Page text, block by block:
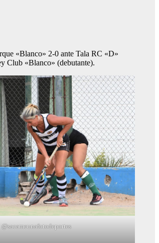
«Blanco» 2-0 ante Tala RC «D»
Club «Blanco» (debutante).
@sacameunafotodeportes